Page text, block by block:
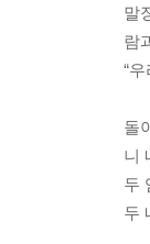
말
람
“
돌
니
두
두